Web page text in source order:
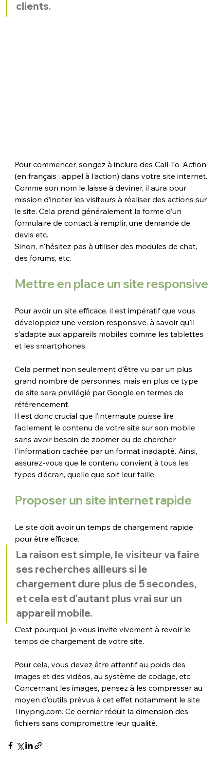
clients.
Pour commencer, songez à inclure des Call-To-Action
(en français : appel à l’action) dans votre site internet.
Comme son nom le laisse à deviner, il aura pour
mission d’inciter les visiteurs à réaliser des actions sur
le site. Cela prend généralement la forme d’un
formulaire de contact à remplir, une demande de
devis etc.
Sinon, n'hésitez pas à utiliser des modules de chat,
des forums, etc.
Mettre en place un site responsive
Pour avoir un site efficace, il est impératif que vous
développiez une version responsive, à savoir qu'il
s'adapte aux appareils mobiles comme les tablettes
et les smartphones.
Cela permet non seulement d’être vu par un plus
grand nombre de personnes, mais en plus ce type
de site sera privilégié par Google en termes de
référencement.
Il est donc crucial que l’internaute puisse lire
facilement le contenu de votre site sur son mobile
sans avoir besoin de zoomer ou de chercher
l'information cachée par un format inadapté. Ainsi,
assurez-vous que le contenu convient à tous les
types d’écran, quelle que soit leur taille.
Proposer un site internet rapide
Le site doit avoir un temps de chargement rapide
pour être efficace.
La raison est simple, le visiteur va faire
ses recherches ailleurs si le
chargement dure plus de 5 secondes,
et cela est d’autant plus vrai sur un
appareil mobile.
C’est pourquoi, je vous invite vivement à revoir le
temps de chargement de votre site.
Pour cela, vous devez être attentif au poids des
images et des vidéos, au système de codage, etc.
Concernant les images, pensez à les compresser au
moyen d’outils prévus à cet effet notamment le site
Tinypng.com. Ce dernier réduit la dimension des
fichiers sans compromettre leur qualité.